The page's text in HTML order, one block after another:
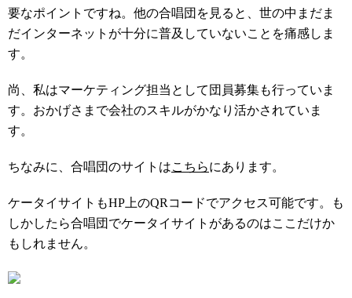
要なポイントですね。他の合唱団を見ると、世の中まだま
だインターネットが十分に普及していないことを痛感しま
す。
尚、私はマーケティング担当として団員募集も行っていま
す。おかげさまで会社のスキルがかなり活かされていま
す。
ちなみに、合唱団のサイトはこちらにあります。
ケータイサイトもHP上のQRコードでアクセス可能です。も
しかしたら合唱団でケータイサイトがあるのはここだけか
もしれません。